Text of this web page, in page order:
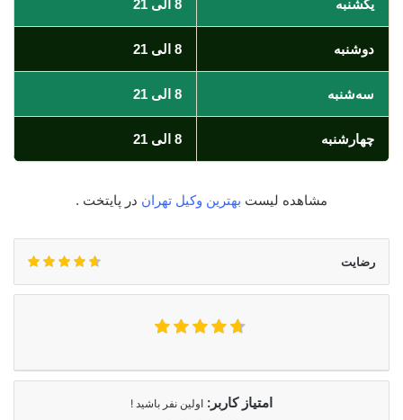
یکشنبه 8 الی 21
دوشنبه 8 الی 21
سه‌شنبه 8 الی 21
چهارشنبه 8 الی 21
مشاهده لیست بهترین وکیل تهران در پایتخت .
رضایت
امتیاز کاربر: اولین نفر باشید !